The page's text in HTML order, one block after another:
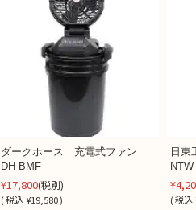
ダークホース 充電式ファン
DH-BMF
¥17,800(税別)
(税込¥19,580 )
日
(税込